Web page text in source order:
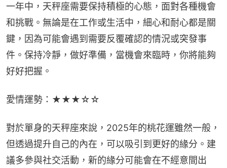
一年中，天秤座需要保持積極的心態，面對各種機會
和挑戰。無論是在工作或生活中，細心和耐心都是關
鍵，因為可能會遇到需要反覆確認的情況或突發事
件。保持冷靜，做好準備，當機會來臨時，你將能夠
好好把握。
愛情運勢：★★★☆☆
對於單身的天秤座來說，2025年的桃花運雖然一般，
但透過提升自己的內在，可以吸引到更好的緣分。建
議多參與社交活動，新的緣分可能會在不經意間出